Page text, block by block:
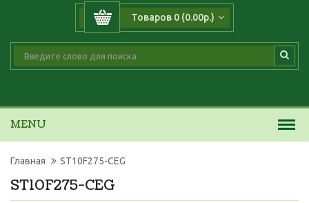
Товаров 0 (0.00р.)
MENU
ST10F275-CEG
Главная ST10F275-CEG